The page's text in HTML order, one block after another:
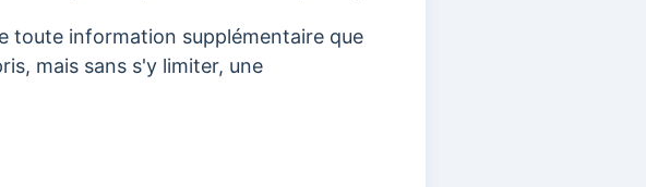
toute information supplémentaire que
mais sans s'y limiter, une